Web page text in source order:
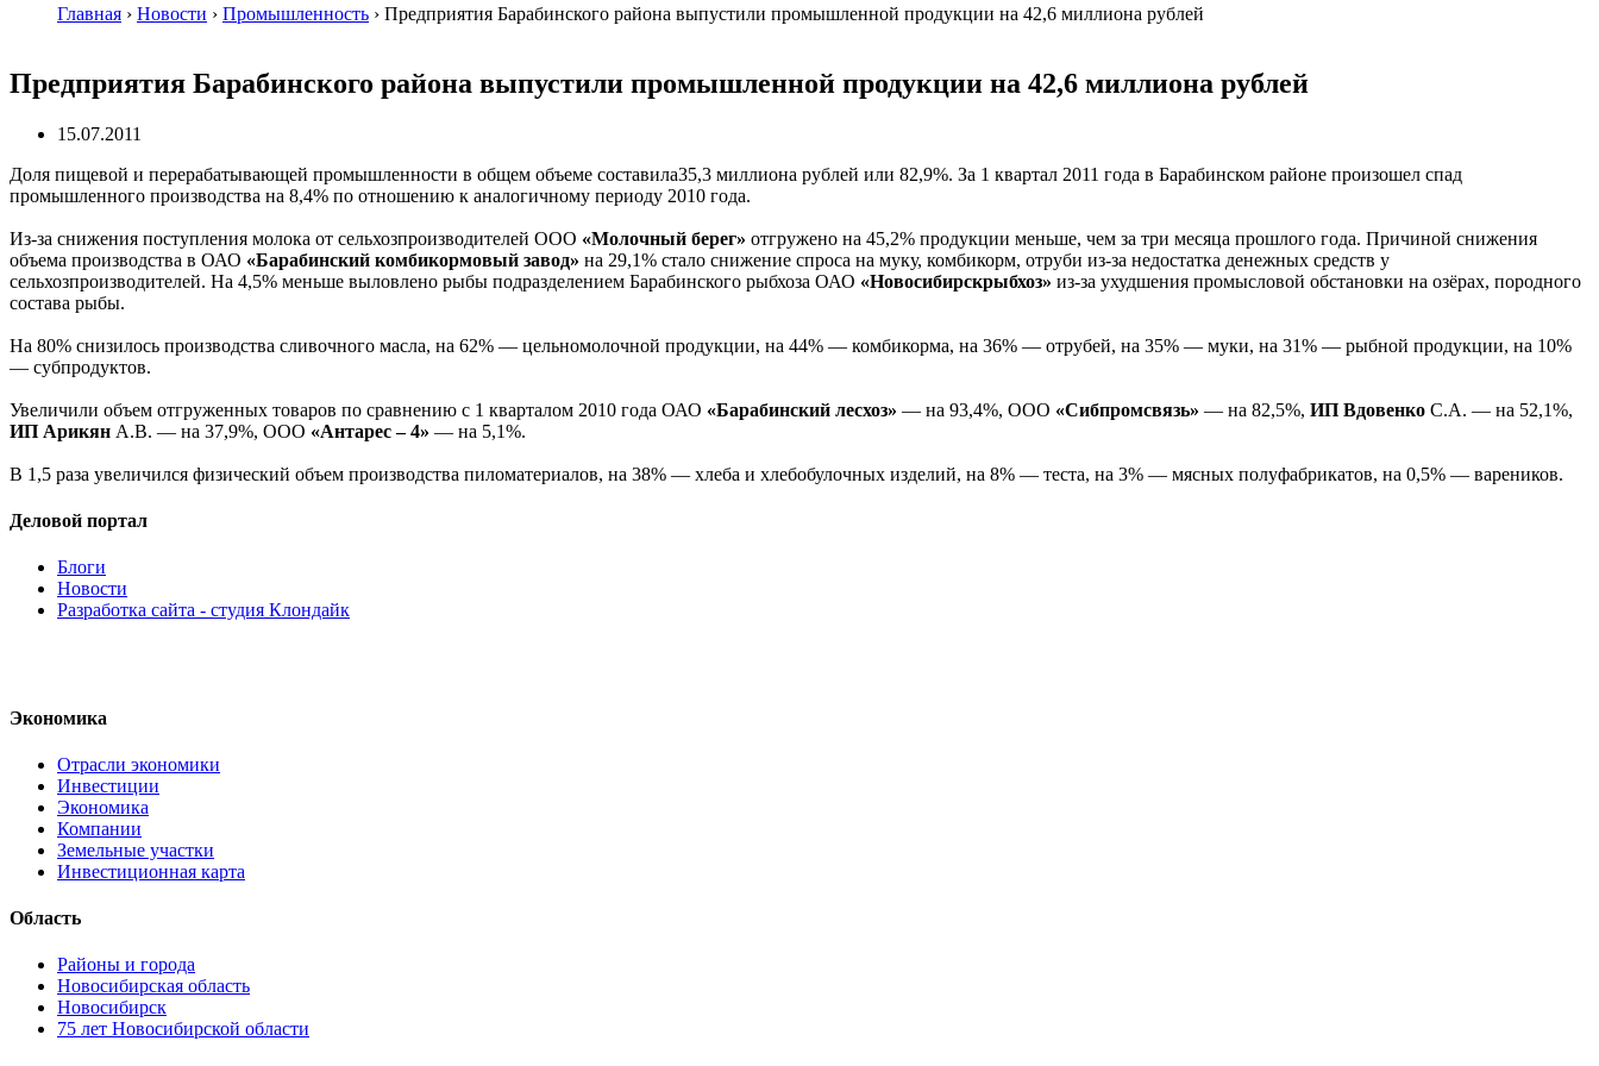
Главная › Новости › Промышленность › Предприятия Барабинского района выпустили промышленной продукции на 42,6 миллиона рублей
Предприятия Барабинского района выпустили промышленной продукции на 42,6 миллиона рублей
15.07.2011
Доля пищевой и перерабатывающей промышленности в общем объеме составила35,3 миллиона рублей или 82,9%. За 1 квартал 2011 года в Барабинском районе произошел спад
промышленного производства на 8,4% по отношению к аналогичному периоду 2010 года.
Из-за снижения поступления молока от сельхозпроизводителей ООО «Молочный берег» отгружено на 45,2% продукции меньше, чем за три месяца прошлого года. Причиной снижения
объема производства в ОАО «Барабинский комбикормовый завод» на 29,1% стало снижение спроса на муку, комбикорм, отруби из-за недостатка денежных средств у
сельхозпроизводителей. На 4,5% меньше выловлено рыбы подразделением Барабинского рыбхоза ОАО «Новосибирскрыбхоз» из-за ухудшения промысловой обстановки на озёрах, породного
состава рыбы.
На 80% снизилось производства сливочного масла, на 62% — цельномолочной продукции, на 44% — комбикорма, на 36% — отрубей, на 35% — муки, на 31% — рыбной продукции, на 10%
— субпродуктов.
Увеличили объем отгруженных товаров по сравнению с 1 кварталом 2010 года ОАО «Барабинский лесхоз» — на 93,4%, ООО «Сибпромсвязь» — на 82,5%, ИП Вдовенко С.А. — на 52,1%,
ИП Арикян А.В. — на 37,9%, ООО «Антарес – 4» — на 5,1%.
В 1,5 раза увеличился физический объем производства пиломатериалов, на 38% — хлеба и хлебобулочных изделий, на 8% — теста, на 3% — мясных полуфабрикатов, на 0,5% — вареников.
Деловой портал
Блоги
Новости
Разработка сайта - студия Клондайк
Экономика
Отрасли экономики
Инвестиции
Экономика
Компании
Земельные участки
Инвестиционная карта
Область
Районы и города
Новосибирская область
Новосибирск
75 лет Новосибирской области